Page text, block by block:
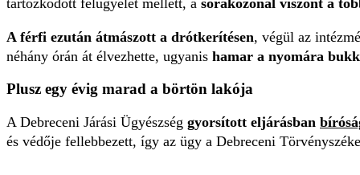
A férfi ezután átmászott a drótkerítésen, végül az
néhány órán át élvezhette, ugyanis hamar a nyomára
Plusz egy évig marad a börtön lakója
A Debreceni Járási Ügyészség gyorsított eljárásban
és védője fellebbezett, így az ügy a Debreceni